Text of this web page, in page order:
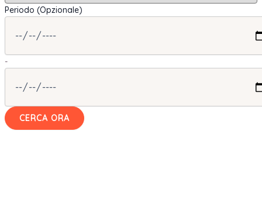
Periodo (Opzionale)
-
CERCA ORA